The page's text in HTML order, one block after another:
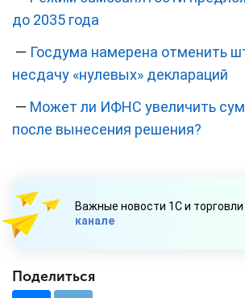
до 2035 года
— Госдума намерена отменить
несдачу «нулевых» деклараций
— Может ли ИФНС увеличить
после вынесения решения?
Важные новости 1С и торговли
канале
Поделиться